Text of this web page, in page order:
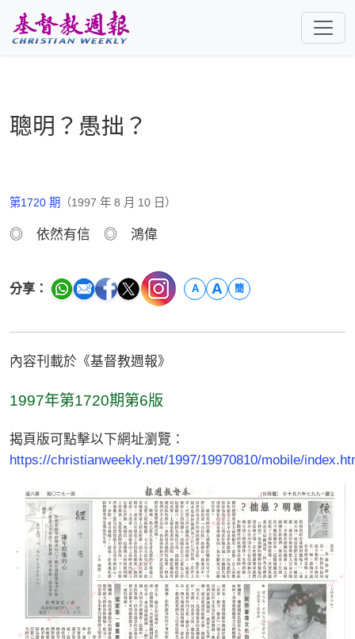
聰明？愚拙？
第1720 期 （1997 年 8 月 10 日）
◎ 依然有信 ◎ 鴻偉
分享： A A 簡
內容刊載於《基督教週報》
1997年第1720期第6版
揭頁版可點擊以下網址瀏覽：
https://christianweekly.net/1997/19970810/mobile/